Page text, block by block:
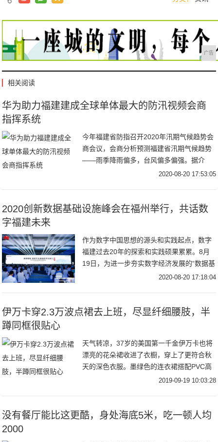
广告
相关阅读
华为助力福建建成全球单体最大的防汛视频会商
指挥系统
今年福建省防指召开2020年汛期气候趋势会
商会议，会商分析预测福建省汛期气候趋势
——雨季降雨偏多，台风偏多偏强。据介
绍，为了更全面应对防汛工作，目前福建省
2020-08-20 17:53:05
2020创新数据基础设施峰会在福州举行，共话数
字福建未来
作为数字中国思想的源头和实践起点，数字
福建过去20年的探索和实践硕果累累。8月
19日，为进一步夯实数字经济发展的“数据基
础设施”，激发数字经济这一新动能，由福建
2020-08-20 17:18:04
伊万卡穿2.3万波点裙去上班，尽显纤细腰肢，半
蹲同框很贴心
天气转凉，37岁的美国第一千金伊万卡也将
漂亮的花朵裙收进了衣橱，穿上了更符合秋
天的深色衣服。墨绿色的连衣裙搭配PVC高
跟鞋，受到了时尚评论的交口称赞，而裙摆
2019-09-19 10:03:28
没有餐厅能比这更酷，身处海底5米，吃一顿人均
2000